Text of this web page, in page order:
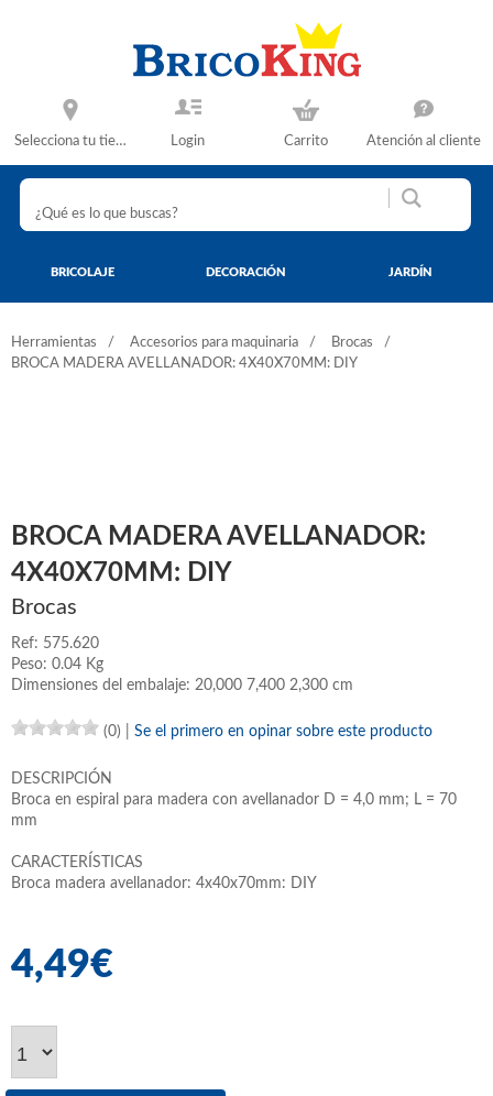
Selecciona tu tienda Login Carrito Atención al cliente
BRICOLAJE DECORACIÓN JARDÍN
Herramientas Accesorios para maquinaria
Brocas
BROCA MADERA AVELLANADOR: 4X40X70MM: DIY
BROCA MADERA AVELLANADOR:
4X40X70MM: DIY
Brocas
Ref: 575.620
Peso: 0.04 Kg
Dimensiones del embalaje: 20,000 7,400 2,300 cm
(0) Se el primero en opinar sobre este producto
DESCRIPCIÓN
Broca en espiral para madera con avellanador D = 4,0 mm; L = 70
mm
CARACTERÍSTICAS
Broca madera avellanador: 4x40x70mm: DIY
4,49€